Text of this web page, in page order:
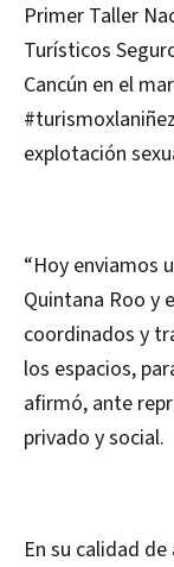
Primer Taller
Turísticos
Cancún en el
explotación
“Hoy enviamos
Quintana Roo y
coordinados y
los espacios,
afirmó, ante
privado y social.
En su calidad